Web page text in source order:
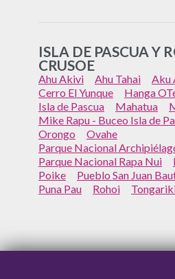
ISLA DE PASCUA Y
CRUSOE
Ahu Akivi Ahu Tahai
Aku
Cerro El Yunque
Hanga
Isla de Pascua
Mahatua
Mike Rapu - Buceo Isla de
Orongo
Ovahe
Parque Nacional
Parque Nacional Rapa Nui
Poike
Pueblo San Juan
Puna Pau
Rohoi